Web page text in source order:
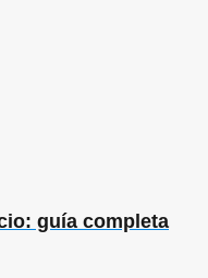
guía completa